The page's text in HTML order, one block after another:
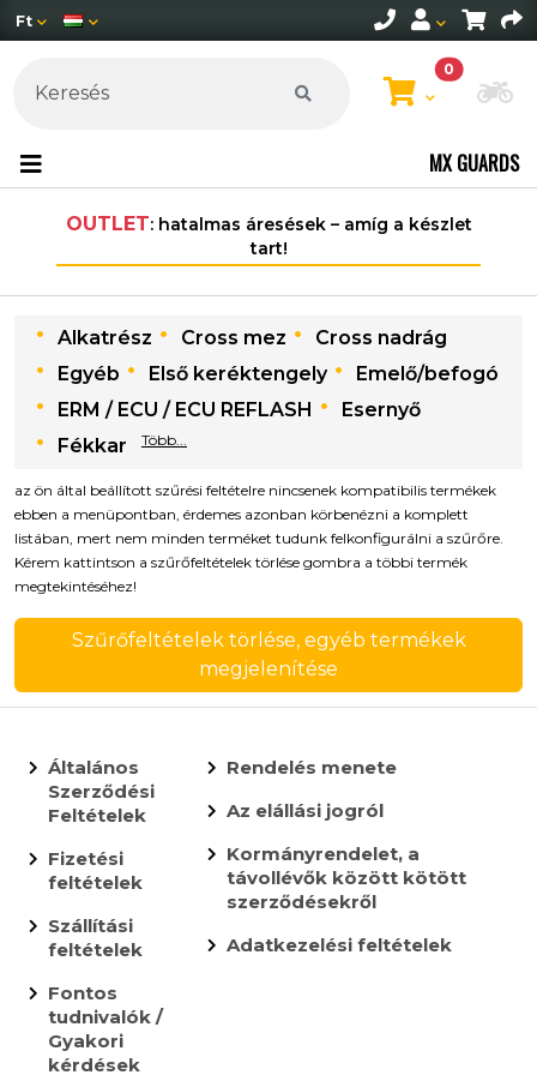
Ft
0
MX GUARDS
OUTLET: hatalmas áresések – amíg a készlet
tart!
Alkatrész Cross mez
Cross nadrág
Egyéb
Első keréktengely
Emelő/befogó
ERM / ECU / ECU REFLASH
Esernyő
Fékkar
Több...
az ön által beállított szűrési feltételre nincsenek kompatibilis termékek
ebben a menüpontban, érdemes azonban körbenézni a komplett
listában, mert nem minden terméket tudunk felkonfigurálni a szűrőre.
Kérem kattintson a szűrőfeltételek törlése gombra a többi termék
megtekintéséhez!
Szűrőfeltételek törlése, egyéb termékek
megjelenítése
Általános
Szerződési
Feltételek
Fizetési
feltételek
Szállítási
feltételek
Fontos
tudnivalók /
Gyakori
kérdések
Rendelés menete
Az elállási jogról
Kormányrendelet, a
távollévők között kötött
szerződésekről
Adatkezelési feltételek